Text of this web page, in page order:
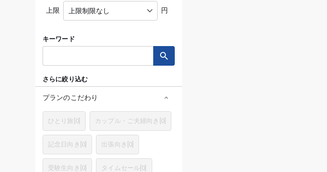
上限 円
キーワード
さらに絞り込む
プランのこだわり
ひとり旅 0] カップル・ご夫婦向き 0]
記念日向き 0 出張向き 0
受験生向き 0 タイムセール 0